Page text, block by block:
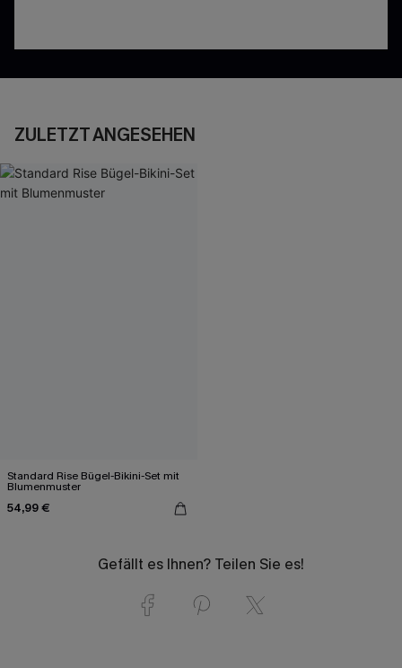
ZULETZT ANGESEHEN
Standard Rise Bügel-Bikini-Set mit
Blumenmuster
54,99 €
Gefällt es Ihnen? Teilen Sie es!